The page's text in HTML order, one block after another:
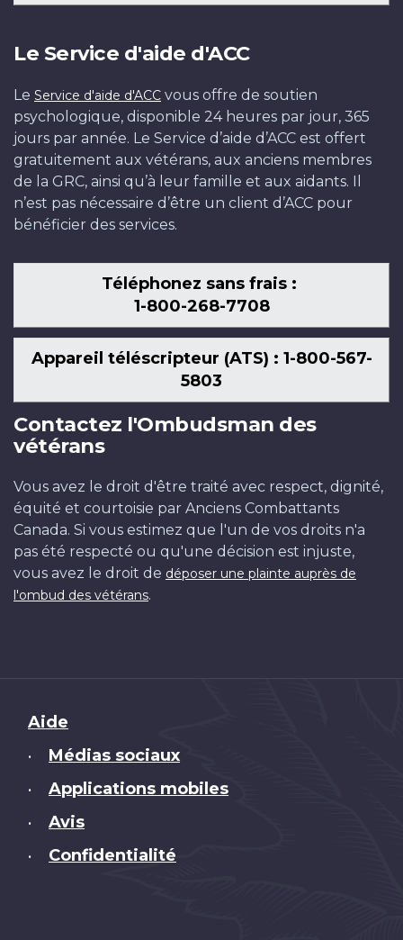
Le Service d'aide d'ACC
Le Service d'aide d'ACC vous offre de soutien
psychologique, disponible 24 heures par jour, 365
jours par année. Le Service d’aide d’ACC est offert
gratuitement aux vétérans, aux anciens membres
de la GRC, ainsi qu’à leur famille et aux aidants. Il
n’est pas nécessaire d’être un client d’ACC pour
bénéficier des services.
Téléphonez sans frais :
1-800-268-7708
Appareil téléscripteur (ATS) : 1-800-567-
5803
Contactez l'Ombudsman des
vétérans
Vous avez le droit d'être traité avec respect, dignité,
équité et courtoisie par Anciens Combattants
Canada. Si vous estimez que l'un de vos droits n'a
pas été respecté ou qu'une décision est injuste,
vous avez le droit de déposer une plainte auprès de
l'ombud des vétérans.
Brand
Aide
• Médias sociaux
• Applications mobiles
• Avis
• Confidentialité